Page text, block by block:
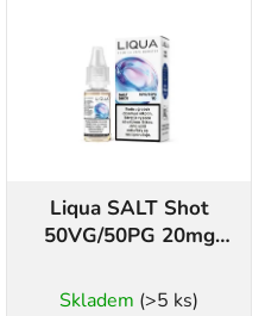
Liqua SALT Shot
50VG/50PG 20mg
Skladem (>5 ks)